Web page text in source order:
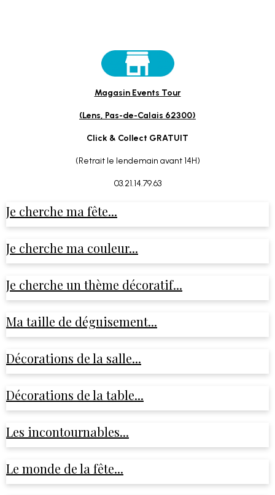
Magasin Events Tour
(Lens, Pas-de-Calais 62300)
Click & Collect GRATUIT
(Retrait le lendemain avant 14H)
03.21.14.79.63
Je cherche ma fête...
Je cherche ma couleur...
Je cherche un thème décoratif...
Ma taille de déguisement...
Décorations de la salle...
Décorations de la table...
Les incontournables...
Le monde de la fête...